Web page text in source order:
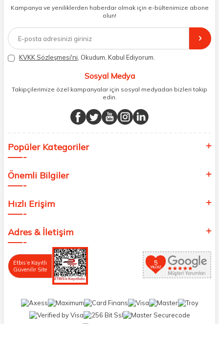
müşteri temsilcilerimiz aracılığı ile gerekli tüm desteği sağlıyoruz.
2017 yılından bugüne, yüzlerce marka ve binlerce ürün seçeneğini
doğrudan markalardan ya da markaların yetkili Türkiye
distribütörlerinden faturalı olarak tedarik ediyor ve müşterilerimize
aynı şekilde faturalı ve orijinal ambalajlarda gönderim sağlıyoruz.
Paketleme sürecinde geri dönüştürülebilir malzemeler kullanarak
atık oranımızı en aza indiriyor ve daha yaşanabilir bir dünya
Kampanya ve yeniliklerden haberdar olmak için e-bültenimize abone
olun!
KVKK Sözleşmesi'ni , Okudum, Kabul Ediyorum.
Sosyal Medya
Takipçilerimize özel kampanyalar için sosyal medyadan bizleri takip
edin.
Popüler Kategoriler
Önemli Bilgiler
Hızlı Erişim
Adres & İletişim
Etbis’e Kayıtlı
Güvenilir Site